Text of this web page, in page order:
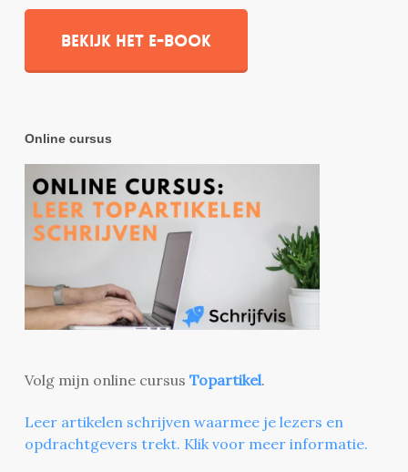
Bekijk het e-book
Online cursus
Volg mijn online cursus Topartikel.
Leer artikelen schrijven waarmee je lezers en
opdrachtgevers trekt. Klik voor meer informatie.